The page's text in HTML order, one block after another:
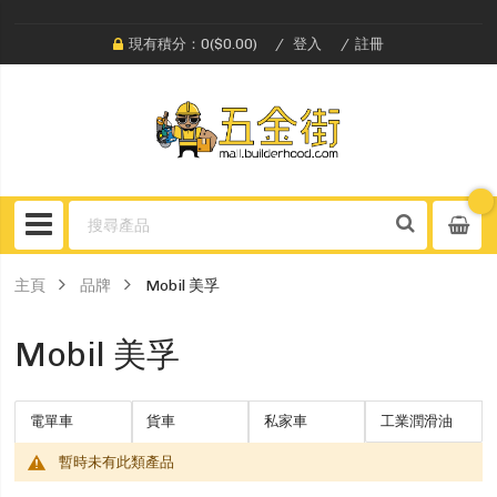
現有積分：0($0.00) 登入 註冊
主頁 品牌 Mobil 美孚
Mobil 美孚
電單車 貨車 私家車 工業潤滑油
暫時未有此類產品